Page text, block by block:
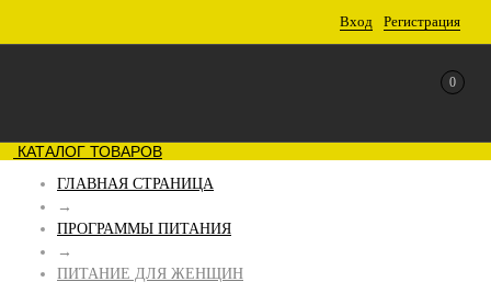
Вход Регистрация
0
КАТАЛОГ ТОВАРОВ
ГЛАВНАЯ СТРАНИЦА
→
ПРОГРАММЫ ПИТАНИЯ
→
ПИТАНИЕ ДЛЯ ЖЕНЩИН